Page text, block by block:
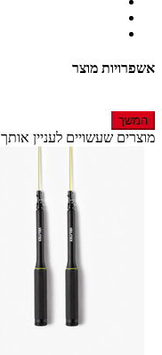
אשפרויות מוצר
המשך
מוצרים שעשויים לעניין אותך